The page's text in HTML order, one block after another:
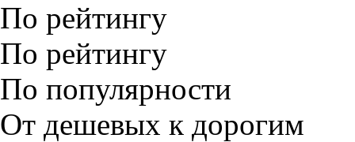
По рейтингу
По рейтингу
По популярности
От дешевых к дорогим